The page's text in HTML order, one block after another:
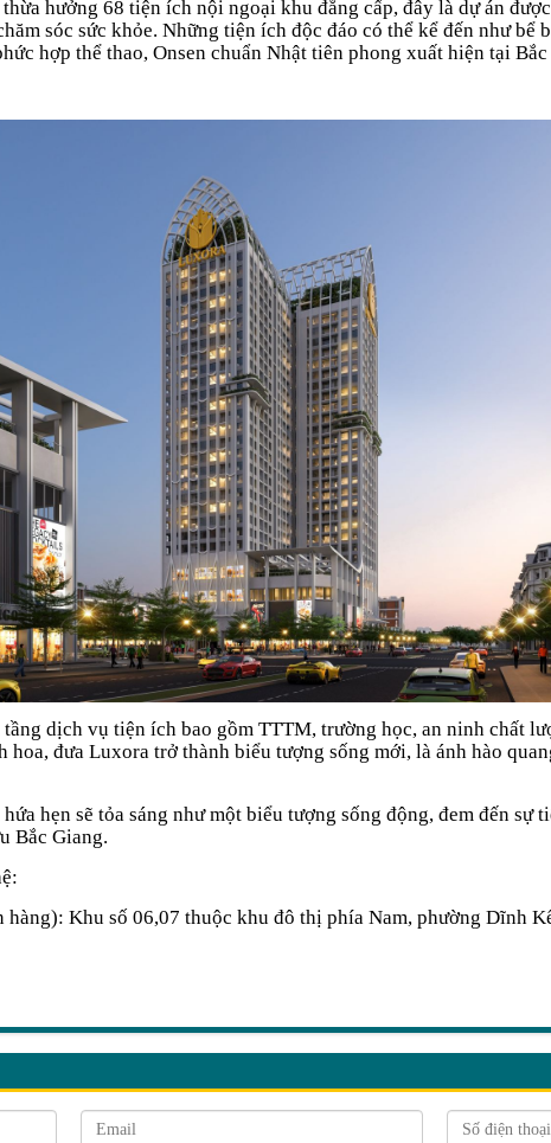
hưởng 68 tiện ích nội ngoại khu đẳng cấp, đây là dự án
sóc sức khỏe. Những tiện ích độc đáo có thể kể đến như bể
hợp thể thao, Onsen chuẩn Nhật tiên phong xuất hiện tại
tầng dịch vụ tiện ích bao gồm TTTM, trường học, an ninh chất
hoa, đưa Luxora trở thành biểu tượng sống mới, là ánh hào
hẹn sẽ tỏa sáng như một biểu tượng sống động, đem đến sự
Bắc Giang.
Khu số 06,07 thuộc khu đô thị phía Nam, phường Dĩnh